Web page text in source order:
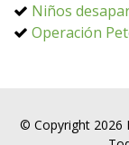
Niños
Operación
© Copyright 2026